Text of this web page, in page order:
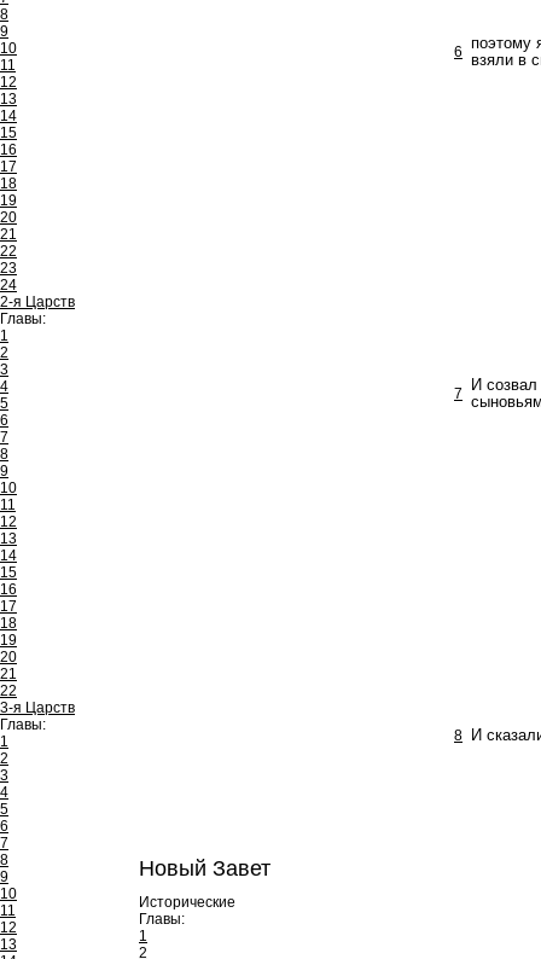
8
9
10
11
12
13
14
15
16
17
18
19
20
21
22
23
24
2-я Царств
Главы:
1
2
3
4
5
6
7
8
9
10
11
12
13
14
15
16
17
18
19
20
21
22
3-я Царств
Главы:
1
2
3
4
5
6
7
8
9
10
11
12
13
Новый Завет
Исторические
Главы:
1
2
6 поэтому
взяли в
7
И
8 И